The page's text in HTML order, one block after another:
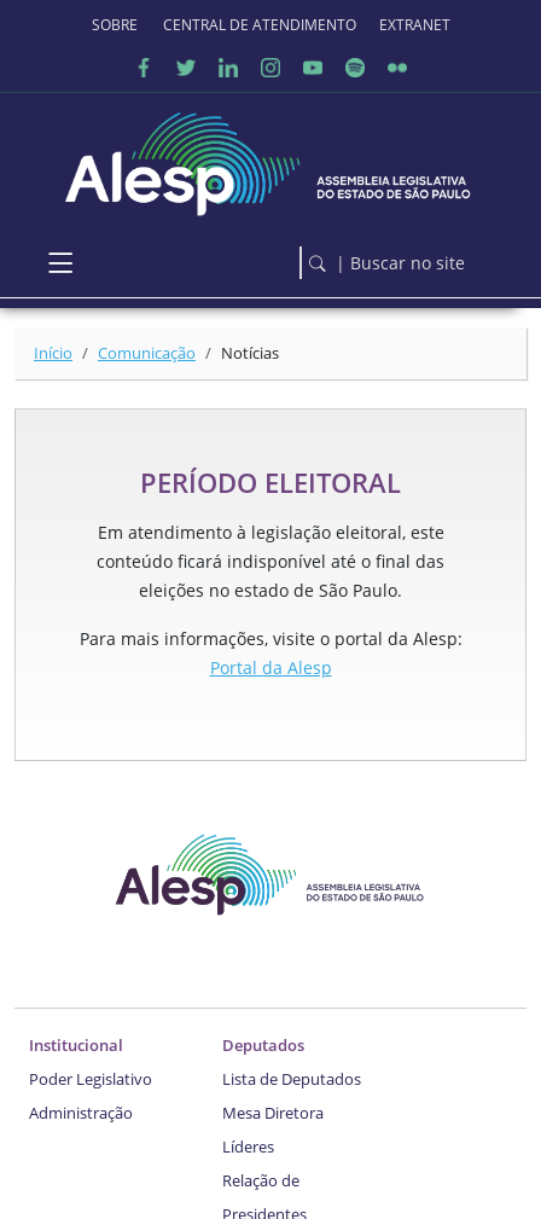
Ir para o conteúdo principal
SOBRE O PORTALCENTRAL DE ATENDIMENTO EXTRANET
| Buscar no site
Início Comunicação Notícias
PERÍODO ELEITORAL
Em atendimento à legislação eleitoral, este
conteúdo ficará indisponível até o final das
eleições no estado de São Paulo.
Para mais informações, visite o portal da Alesp:
Portal da Alesp
Institucional
Poder Legislativo
Administração
Deputados
Lista de Deputados
Mesa Diretora
Líderes
Relação de
Presidentes